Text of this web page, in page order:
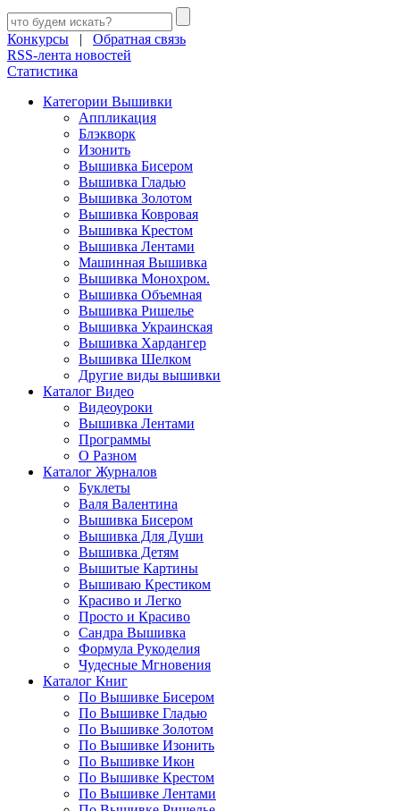
Конкурсы | Обратная связь
RSS-лента новостей
Статистика
Категории Вышивки
Аппликация
Блэкворк
Изонить
Вышивка Бисером
Вышивка Гладью
Вышивка Золотом
Вышивка Ковровая
Вышивка Крестом
Вышивка Лентами
Машинная Вышивка
Вышивка Монохром.
Вышивка Объемная
Вышивка Ришелье
Вышивка Украинская
Вышивка Хардангер
Вышивка Шелком
Другие виды вышивки
Каталог Видео
Видеоуроки
Вышивка Лентами
Программы
О Разном
Каталог Журналов
Буклеты
Валя Валентина
Вышивка Бисером
Вышивка Для Души
Вышивка Детям
Вышитые Картины
Вышиваю Крестиком
Красиво и Легко
Просто и Красиво
Сандра Вышивка
Формула Рукоделия
Чудесные Мгновения
Каталог Книг
По Вышивке Бисером
По Вышивке Гладью
По Вышивке Золотом
По Вышивке Изонить
По Вышивке Икон
По Вышивке Крестом
По Вышивке Лентами